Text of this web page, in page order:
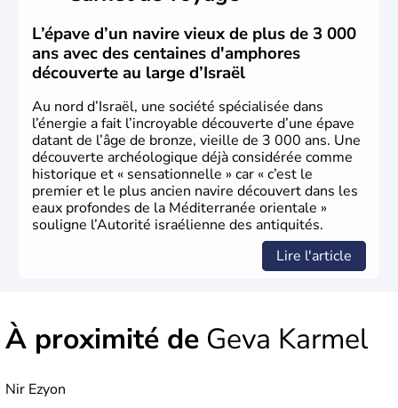
L’épave d’un navire vieux de plus de 3 000
ans avec des centaines d'amphores
découverte au large d’Israël
Au nord d’Israël, une société spécialisée dans
l’énergie a fait l’incroyable découverte d’une épave
datant de l’âge de bronze, vieille de 3 000 ans. Une
découverte archéologique déjà considérée comme
historique et « sensationnelle » car « c’est le
premier et le plus ancien navire découvert dans les
eaux profondes de la Méditerranée orientale »
souligne l’Autorité israélienne des antiquités.
Lire l'article
À proximité de Geva Karmel
Nir Ezyon